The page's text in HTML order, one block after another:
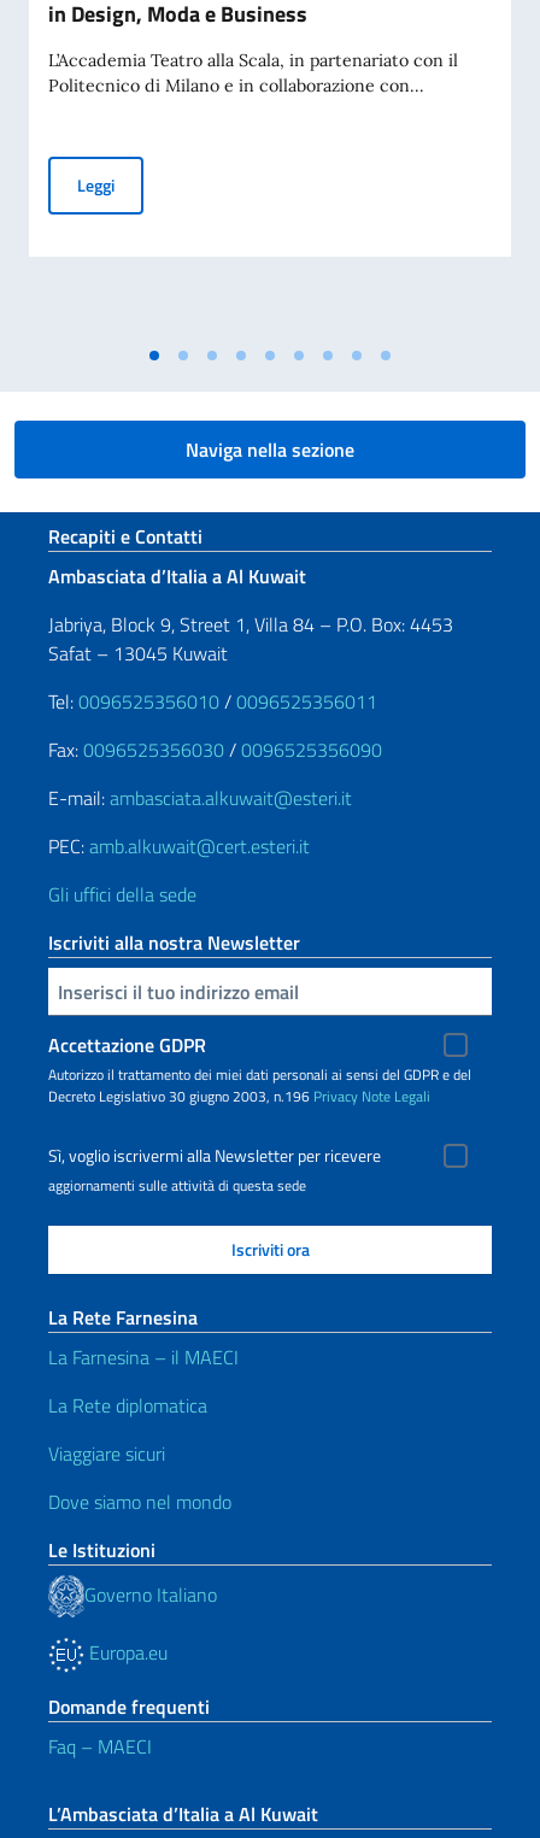
in Design, Moda e Business
L’Accademia Teatro alla Scala, in partenariato con il
Politecnico di Milano e in collaborazione con...
LeggiAccademia Teatro alla Scala – Borse di studio in Design,
Naviga nella sezione
Sezione footer
Recapiti e Contatti
Ambasciata d’Italia a Al Kuwait
Jabriya, Block 9, Street 1, Villa 84 – P.O. Box: 4453
Safat – 13045 Kuwait
Tel:0096525356010/0096525356011
Fax:0096525356030/0096525356090
E-mail:ambasciata.alkuwait@esteri.it
PEC:amb.alkuwait@cert.esteri.it
Gli uffici della sede
Iscriviti alla nostra Newsletter
Inserisci la tua email
Accettazione GDPR
Autorizzo il trattamento dei miei dati personali ai sensi del GDPR e del
Decreto Legislativo 30 giugno 2003, n.196 Privacy Note Legali
Sì, voglio iscrivermi alla Newsletter per ricevere
aggiornamenti sulle attività di questa sede
La Rete Farnesina
La Farnesina – il MAECI
La Rete diplomatica
Viaggiare sicuri
Dove siamo nel mondo
Le Istituzioni
Governo Italiano
Europa.eu
Domande frequenti
Faq – MAECI
L’Ambasciata d’Italia a Al Kuwait